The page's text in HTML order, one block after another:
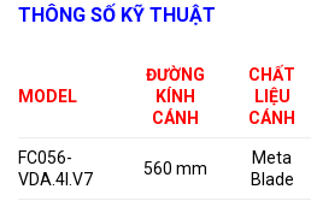
THÔNG SỐ KỸ THUẬT
MODEL
ĐƯỜNG
KÍNH
CÁNH
CHẤT
LIỆU
CÁNH
FC056-
VDA.4I.V7
560 mm
Meta
Blade